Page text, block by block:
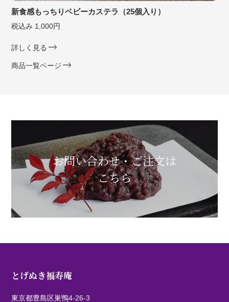
新食感もっちりベビーカステラ（25個入り）
税込み 1,000円
詳しく見る
商品一覧ページ
お問い合わせ・ご注文は
こちら
とげぬき福寿庵
東京都豊島区巣鴨4-26-3